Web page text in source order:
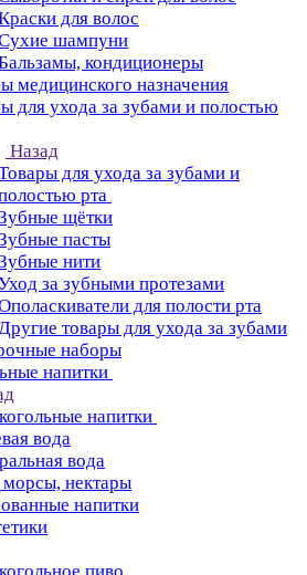
для волос
шампуни
кондиционеры
медицинского назначения
для ухода за зубами и полостью
Назад
для ухода за зубами и
рта
щётки
пасты
нити
за зубными протезами
для полости рта
товары для ухода за зубами
наборы
напитки
напитки
вода
вода
нектары
напитки